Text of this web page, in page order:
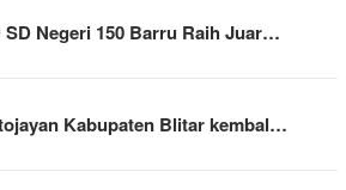
SD Negeri 150 Barru Raih Juar…
Kabupaten Blitar kembal…